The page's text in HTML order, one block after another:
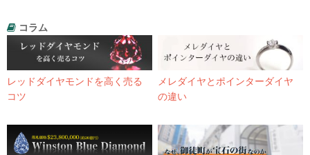
コラム
レッドダイヤモンドを高く売る
コツ
メレダイヤとポインターダイヤ
の違い